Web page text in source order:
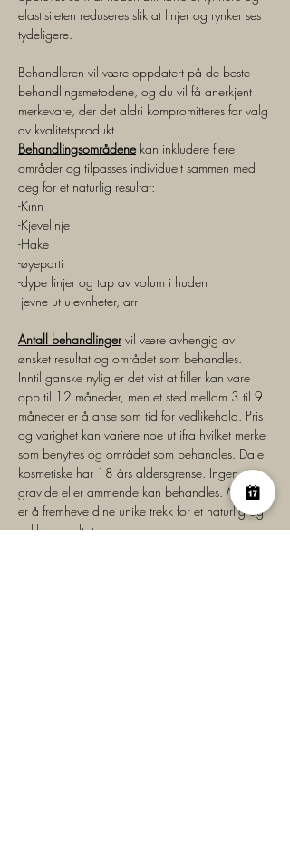
elastisiteten reduseres slik at linjer og rynker ses
tydeligere.
Behandleren vil være oppdatert på de beste
behandlingsmetodene, og du vil få anerkjent
merkevare, der det aldri kompromitteres for valg
av kvalitetsprodukt.
Behandlingsområdene kan inkludere flere
områder og tilpasses individuelt sammen med
deg for et naturlig resultat:
-Kinn
-Kjevelinje
-Hake
-øyeparti
-dype linjer og tap av volum i huden
-jevne ut ujevnheter, arr
Antall behandlinger vil være avhengig av
ønsket resultat og området som behandles.
Inntil ganske nylig er det vist at filler kan vare
opp til 12 måneder, men et sted mellom 3 til 9
måneder er å anse som tid for vedlikehold. Pris
og varighet kan variere noe ut ifra hvilket merke
som benyttes og området som behandles. Dale
kosmetiske har 18 års aldersgrense. Ingen
gravide eller ammende kan behandles. Målet
er å fremheve dine unike trekk for et naturlig og
vakkert resultat.